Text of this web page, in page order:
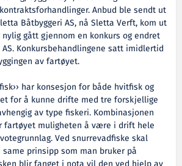
Anbud ble sendt ut
Båtbyggeri AS, nå Sletta Verft, kom ut
gått gjennom en konkurs og endret
Konkursbehandlingene satt imidlertid
av fartøyet.
har konsesjon for både hvitfisk og
for å kunne drifte med tre forskjellige
av type fiskeri. Kombinasjonen
fartøyet muligheten å være i drift hele
Ved snurrevadfiske skal
prinsipp som man bruker på